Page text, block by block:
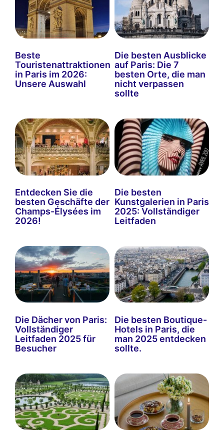
Beste
Touristenattraktionen
in Paris im 2026:
Unsere Auswahl
Die besten Ausblicke
auf Paris: Die 7
besten Orte, die man
nicht verpassen
sollte
Entdecken Sie die
besten Geschäfte der
Champs-Élysées im
2026!
Die besten
Kunstgalerien in Paris
2025: Vollständiger
Leitfaden
Die Dächer von Paris:
Vollständiger
Leitfaden 2025 für
Besucher
Die besten Boutique-
Hotels in Paris, die
man 2025 entdecken
sollte.